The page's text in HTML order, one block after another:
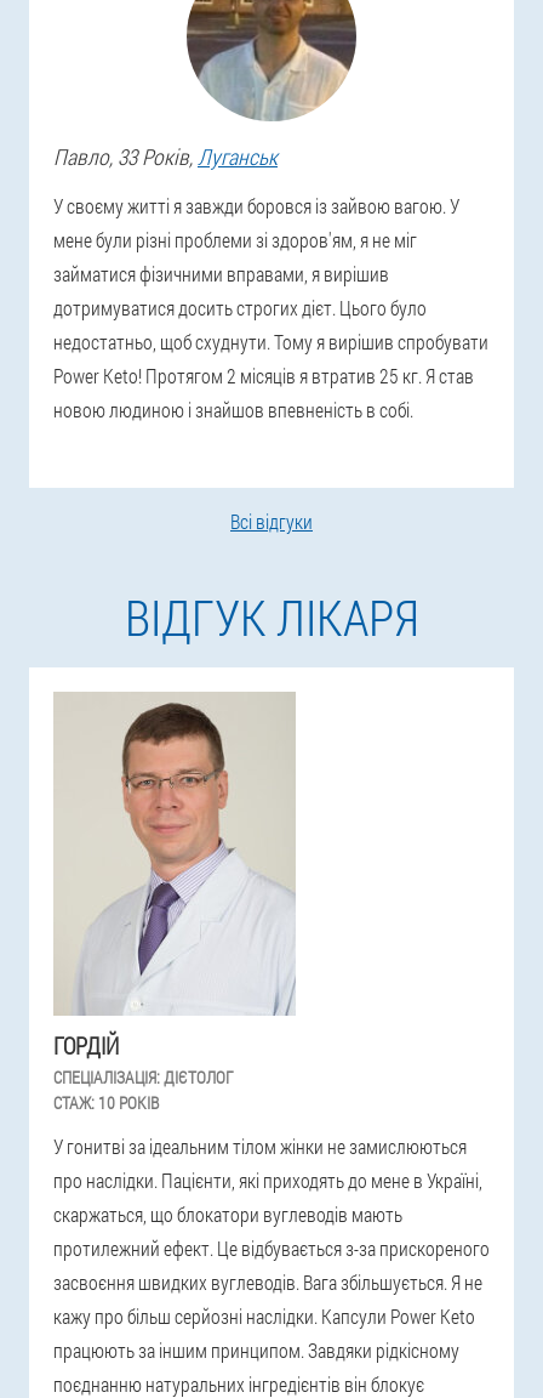
Павло, 33 Років,Луганськ
У своєму житті я завжди боровся із зайвою вагою. У
мене були різні проблеми зі здоров'ям, я не міг
займатися фізичними вправами, я вирішив
дотримуватися досить строгих дієт. Цього було
недостатньо, щоб схуднути. Тому я вирішив спробувати
Power Keto! Протягом 2 місяців я втратив 25 кг. Я став
новою людиною і знайшов впевненість в собі.
Всі відгуки
ВІДГУК ЛІКАРЯ
ГОРДІЙ
СПЕЦІАЛІЗАЦІЯ:ДІЄТОЛОГ
СТАЖ: 10 РОКІВ
У гонитві за ідеальним тілом жінки не замислюються
про наслідки. Пацієнти, які приходять до мене в Україні,
скаржаться, що блокатори вуглеводів мають
протилежний ефект. Це відбувається з-за прискореного
засвоєння швидких вуглеводів. Вага збільшується. Я не
кажу про більш серйозні наслідки. Капсули Power Keto
працюють за іншим принципом. Завдяки рідкісному
поєднанню натуральних інгредієнтів він блокує